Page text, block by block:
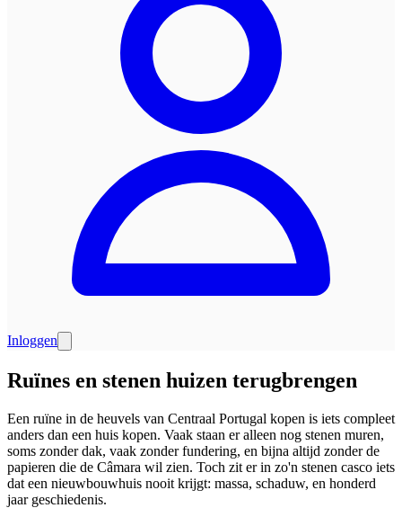
Inloggen
Ruïnes en stenen huizen terugbrengen
Een ruïne in de heuvels van Centraal Portugal kopen is iets compleet
anders dan een huis kopen. Vaak staan er alleen nog stenen muren,
soms zonder dak, vaak zonder fundering, en bijna altijd zonder de
papieren die de Câmara wil zien. Toch zit er in zo'n stenen casco iets
dat een nieuwbouwhuis nooit krijgt: massa, schaduw, en honderd
jaar geschiedenis.